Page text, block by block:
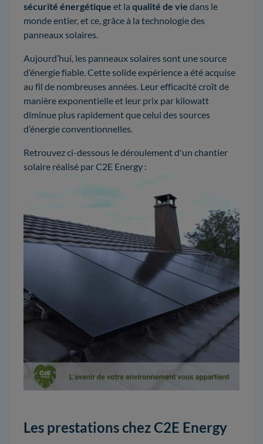
sécurité énergétique et la qualité de vie dans le
monde entier, et ce, grâce à la technologie des
panneaux solaires.
Aujourd’hui, les panneaux solaires sont une source
d’énergie fiable. Cette solide expérience a été acquise
au fil de nombreuses années. Leur efficacité croît de
manière exponentielle et leur prix par kilowatt
diminue plus rapidement que celui des sources
d’énergie conventionnelles.
Retrouvez ci-dessous le déroulement d'un chantier
solaire réalisé par C2E Energy :
Les prestations chez C2E Energy